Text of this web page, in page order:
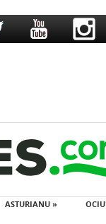
ASTURIANU » OCIU